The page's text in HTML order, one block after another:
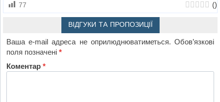
77 ()
ВІДГУКИ ТА ПРОПОЗИЦІЇ
Ваша e-mail адреса не оприлюднюватиметься. Обов’язкові
поля позначені*
Коментар*